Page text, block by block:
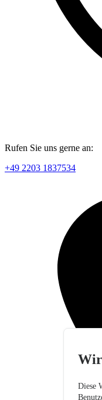
Rufen Sie uns gerne an:
+49 2203 1837534
Wir
Diese